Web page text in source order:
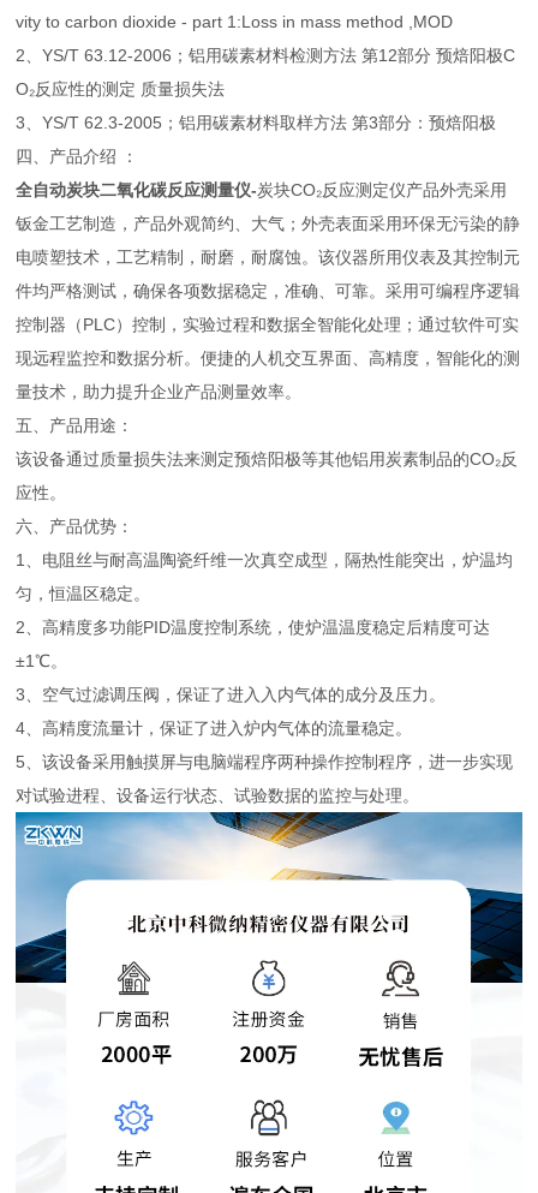
vity to carbon dioxide - part 1:Loss in mass method ,MOD
2、YS/T 63.12-2006；铝用碳素材料检测方法 第12部分 预焙阳极C
O₂反应性的测定 质量损失法
3、YS/T 62.3-2005；铝用碳素材料取样方法 第3部分：预焙阳极
四、产品介绍 ：
全自动炭块二氧化碳反应测量仪-炭块CO₂反应测定仪产品外壳采用
钣金工艺制造，产品外观简约、大气；外壳表面采用环保无污染的静
电喷塑技术，工艺精制，耐磨，耐腐蚀。该仪器所用仪表及其控制元
件均严格测试，确保各项数据稳定，准确、可靠。采用可编程序逻辑
控制器（PLC）控制，实验过程和数据全智能化处理；通过软件可实
现远程监控和数据分析。便捷的人机交互界面、高精度，智能化的测
量技术，助力提升企业产品测量效率。
五、产品用途：
该设备通过质量损失法来测定预焙阳极等其他铝用炭素制品的CO₂反
应性。
六、产品优势：
1、电阻丝与耐高温陶瓷纤维一次真空成型，隔热性能突出，炉温均
匀，恒温区稳定。
2、高精度多功能PID温度控制系统，使炉温温度稳定后精度可达
±1℃。
3、空气过滤调压阀，保证了进入入内气体的成分及压力。
4、高精度流量计，保证了进入炉内气体的流量稳定。
5、该设备采用触摸屏与电脑端程序两种操作控制程序，进一步实现
对试验进程、设备运行状态、试验数据的监控与处理。